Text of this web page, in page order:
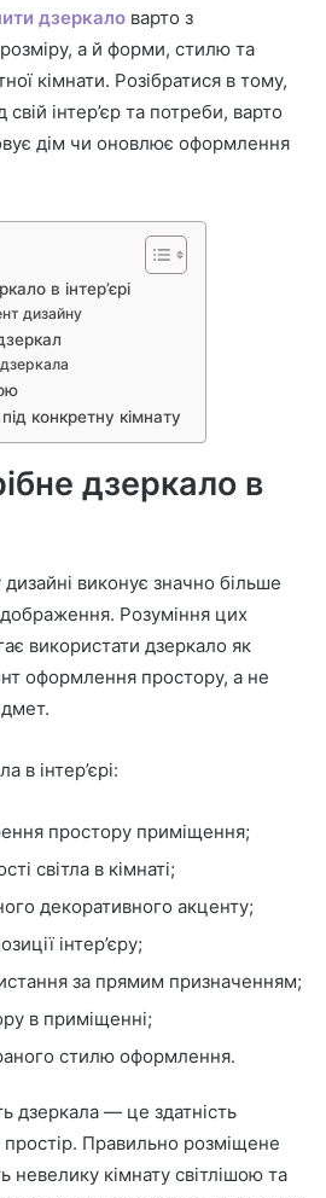
дзеркало варто з
а й форми, стилю та
кімнати. Розібратися в тому,
інтер’єр та потреби, варто
дім чи оновлює оформлення
в інтер’єрі
дизайну
конкретну кімнату
дзеркало в
виконує значно більше
Розуміння цих
використати дзеркало як
оформлення простору, а не
в інтер’єрі:
простору приміщення;
світла в кімнаті;
декоративного акценту;
інтер’єру;
за прямим призначенням;
в приміщенні;
стилю оформлення.
дзеркала — це здатність
простір. Правильно розміщене
невелику кімнату світлішою та